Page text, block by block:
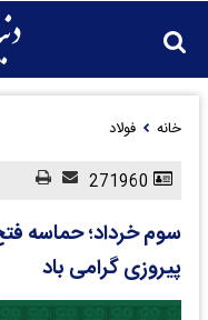
خانه فولاد
سوم خرداد؛ حماسه
پیروزی گرامی باد